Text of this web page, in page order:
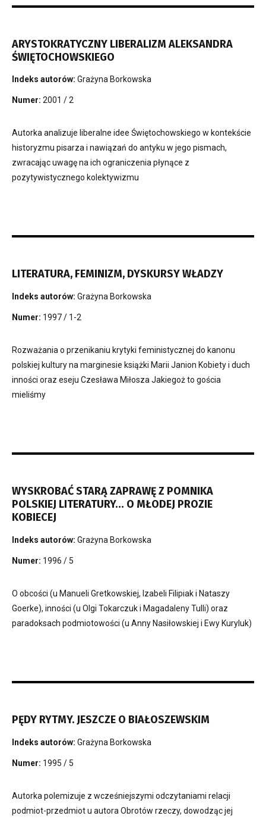
ARYSTOKRATYCZNY LIBERALIZM ALEKSANDRA
ŚWIĘTOCHOWSKIEGO
Indeks autorów: Grażyna Borkowska
Numer: 2001 / 2
Autorka analizuje liberalne idee Świętochowskiego w kontekście
historyzmu pisarza i nawiązań do antyku w jego pismach,
zwracając uwagę na ich ograniczenia płynące z
pozytywistycznego kolektywizmu
LITERATURA, FEMINIZM, DYSKURSY WŁADZY
Indeks autorów: Grażyna Borkowska
Numer: 1997 / 1-2
Rozważania o przenikaniu krytyki feministycznej do kanonu
polskiej kultury na marginesie książki Marii Janion Kobiety i duch
inności oraz eseju Czesława Miłosza Jakiegoż to gościa
mieliśmy
WYSKROBAĆ STARĄ ZAPRAWĘ Z POMNIKA
POLSKIEJ LITERATURY… O MŁODEJ PROZIE
KOBIECEJ
Indeks autorów: Grażyna Borkowska
Numer: 1996 / 5
O obcości (u Manueli Gretkowskiej, Izabeli Filipiak i Nataszy
Goerke), inności (u Olgi Tokarczuk i Magadaleny Tulli) oraz
paradoksach podmiotowości (u Anny Nasiłowskiej i Ewy Kuryluk)
PĘDY RYTMY. JESZCZE O BIAŁOSZEWSKIM
Indeks autorów: Grażyna Borkowska
Numer: 1995 / 5
Autorka polemizuje z wcześniejszymi odczytaniami relacji
podmiot-przedmiot u autora Obrotów rzeczy, dowodząc jej